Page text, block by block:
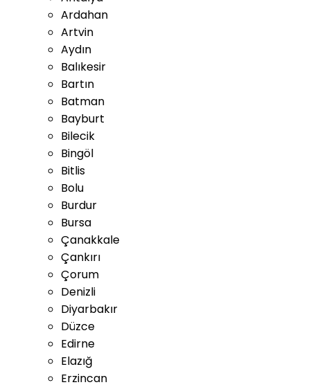
Ardahan
Artvin
Aydın
Balıkesir
Bartın
Batman
Bayburt
Bilecik
Bingöl
Bitlis
Bolu
Burdur
Bursa
Çanakkale
Çankırı
Çorum
Denizli
Diyarbakır
Düzce
Edirne
Elazığ
Erzincan